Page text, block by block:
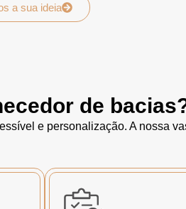
a sua ideia
de
e personalização. A nossa